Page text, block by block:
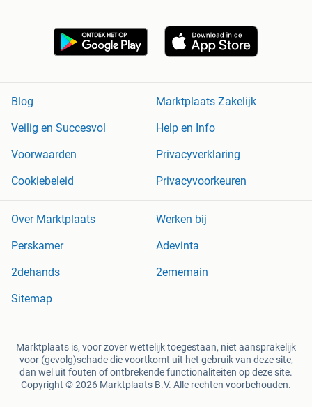
Blog
Marktplaats Zakelijk
Veilig en Succesvol
Help en Info
Voorwaarden
Privacyverklaring
Cookiebeleid
Privacyvoorkeuren
Over Marktplaats
Werken bij
Perskamer
Adevinta
2dehands
2ememain
Sitemap
Marktplaats is, voor zover wettelijk toegestaan, niet aansprakelijk
voor (gevolg)schade die voortkomt uit het gebruik van deze site,
dan wel uit fouten of ontbrekende functionaliteiten op deze site.
Copyright © 2026 Marktplaats B.V. Alle rechten voorbehouden.